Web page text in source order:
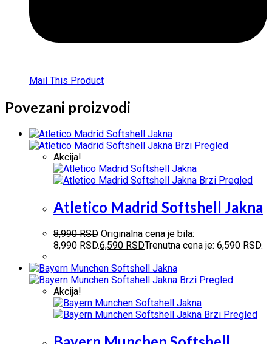
Mail This Product
Povezani proizvodi
Brzi Pregled
Akcija!
Brzi Pregled
Atletico Madrid Softshell Jakna
8,990RSD Originalna cena je bila:
8,990 RSD.6,590 RSDTrenutna cena je: 6,590 RSD.
Brzi Pregled
Akcija!
Brzi Pregled